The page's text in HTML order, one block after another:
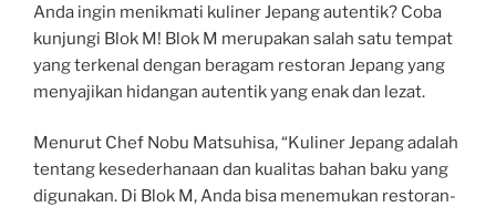
Anda ingin menikmati kuliner Jepang autentik? Coba
kunjungi Blok M! Blok M merupakan salah satu tempat
yang terkenal dengan beragam restoran Jepang yang
menyajikan hidangan autentik yang enak dan lezat.
Menurut Chef Nobu Matsuhisa, “Kuliner Jepang adalah
tentang kesederhanaan dan kualitas bahan baku yang
digunakan. Di Blok M, Anda bisa menemukan restoran-